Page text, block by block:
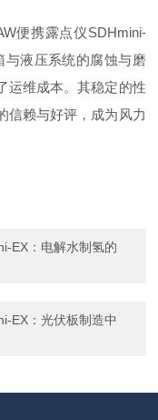
便携露点仪SDHmini-
与液压系统的腐蚀与磨
运维成本。其稳定的性
信赖与好评，成为风力
EX：电解水制氢的
EX：光伏板制造中